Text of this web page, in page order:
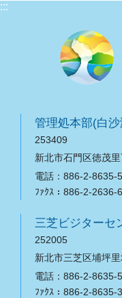
:::
管理処本部(白
253409
新北市石門区徳茂
電話：886-2-8635-
ﾌｧｸｽ：886-2-2636-
三芝ビジターセ
252005
新北市三芝区埔坪
電話：886-2-8635-
ﾌｧｸｽ：886-2-8635-